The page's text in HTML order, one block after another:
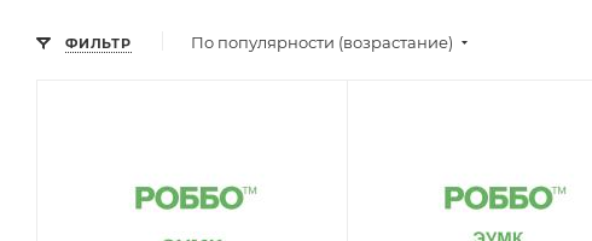
ФИЛЬТР По популярности (возрастание)